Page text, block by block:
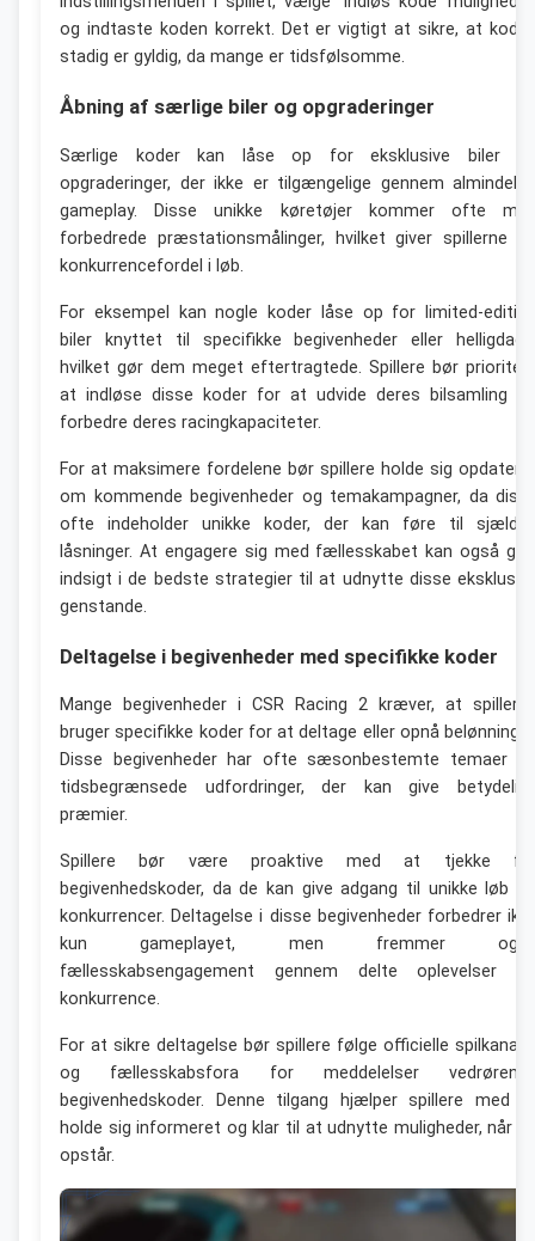
og indtaste koden korrekt. Det er vigtigt at sikre, at
stadig er gyldig, da mange er tidsfølsomme.
Åbning af særlige biler og opgraderinger
Særlige koder kan låse op for eksklusive biler
opgraderinger, der ikke er tilgængelige gennem
gameplay. Disse unikke køretøjer kommer ofte
forbedrede præstationsmålinger, hvilket giver spillerne
konkurrencefordel i løb.
For eksempel kan nogle koder låse op for limited-
biler knyttet til specifikke begivenheder eller
hvilket gør dem meget eftertragtede. Spillere bør
at indløse disse koder for at udvide deres bilsamling
forbedre deres racingkapaciteter.
For at maksimere fordelene bør spillere holde sig
om kommende begivenheder og temakampagner, da
ofte indeholder unikke koder, der kan føre til
låsninger. At engagere sig med fællesskabet kan også
indsigt i de bedste strategier til at udnytte disse
genstande.
Deltagelse i begivenheder med specifikke koder
Mange begivenheder i CSR Racing 2 kræver, at
bruger specifikke koder for at deltage eller opnå
Disse begivenheder har ofte sæsonbestemte temaer
tidsbegrænsede udfordringer, der kan give
præmier.
Spillere bør være proaktive med at tjekke
begivenhedskoder, da de kan give adgang til unikke løb
konkurrencer. Deltagelse i disse begivenheder forbedrer
kun gameplayet, men fremmer
fællesskabsengagement gennem delte oplevelser
konkurrence.
For at sikre deltagelse bør spillere følge officielle
og fællesskabsfora for meddelelser
begivenhedskoder. Denne tilgang hjælper spillere med
holde sig informeret og klar til at udnytte muligheder, når
opstår.